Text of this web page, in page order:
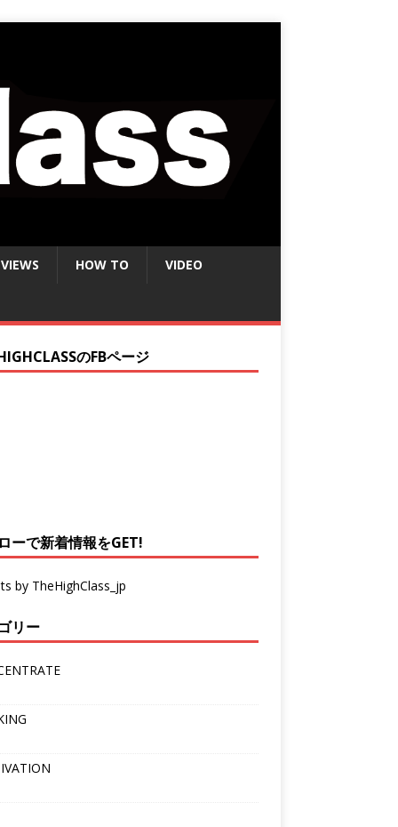
HOW TO VIDEO
のFBページ
ーで新着情報をGET!
by TheHighClass_jp
リー